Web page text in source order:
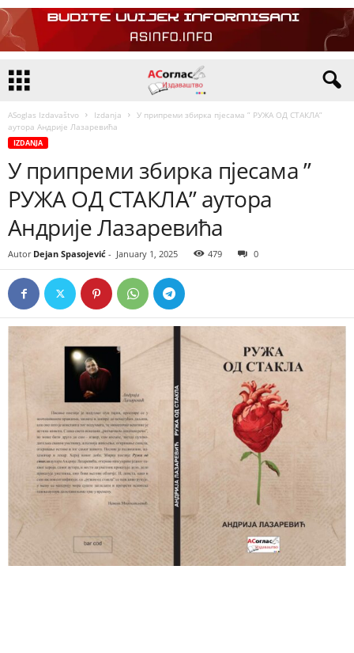
ASoglas Izdavaštvo Izdanja
У припреми збирка пјесама ” РУЖА ОД СТАКЛА”
аутора Андрије Лазаревића
IZDANJA
У припреми збирка пјесама ”
РУЖА ОД СТАКЛА” аутора
Андрије Лазаревића
Autor Dejan Spasojević - January 1, 2025 479 0